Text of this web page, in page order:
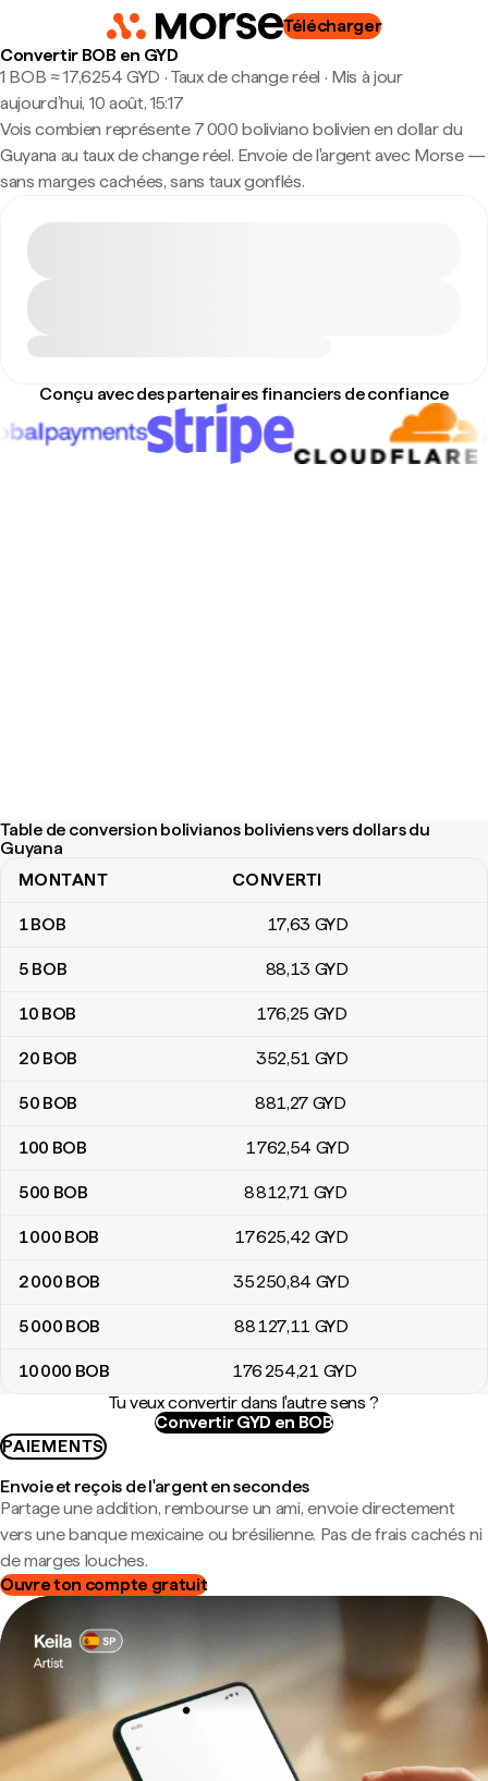
Télécharger
Convertir BOB en GYD
1 BOB ≈ 17,6254 GYD · Taux de change réel · Mis à jour
aujourd’hui, 10 août, 15:17
Vois combien représente 7 000 boliviano bolivien en dollar du
Guyana au taux de change réel. Envoie de l'argent avec Morse —
sans marges cachées, sans taux gonflés.
Conçu avec des partenaires financiers de confiance
Table de conversion bolivianos boliviens vers dollars du
Guyana
Table de conversion bolivianos boliviens vers dollars du Guyana
MONTANT CONVERTI
1BOB 17,63 GYD
5 BOB 88,13 GYD
10 BOB 176,25 GYD
20 BOB 352,51 GYD
50 BOB 881,27 GYD
100 BOB 1 762,54 GYD
500 BOB 8 812,71 GYD
1 000 BOB 17 625,42 GYD
2 000 BOB 35 250,84 GYD
5 000 BOB 88 127,11 GYD
10 000 BOB 176 254,21 GYD
Tu veux convertir dans l'autre sens ?
Convertir GYD en BOB
PAIEMENTS
Envoie et reçois de l'argent en secondes
Partage une addition, rembourse un ami, envoie directement
vers une banque mexicaine ou brésilienne. Pas de frais cachés ni
de marges louches.
Ouvre ton compte gratuit